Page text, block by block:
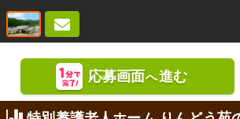
応募画面へ進む